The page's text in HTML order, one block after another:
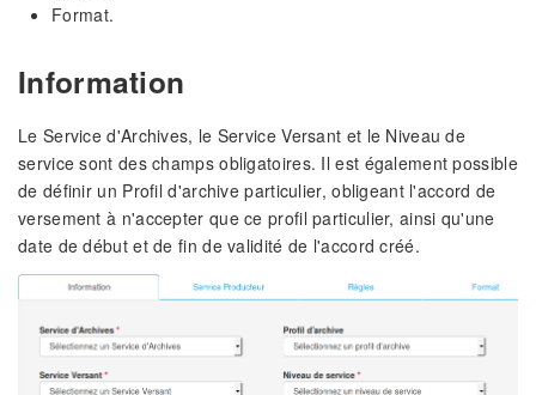
Format.
Information
Le Service d'Archives, le Service Versant et le Niveau de
service sont des champs obligatoires. Il est également possible
de définir un Profil d'archive particulier, obligeant l'accord de
versement à n'accepter que ce profil particulier, ainsi qu'une
date de début et de fin de validité de l'accord créé.